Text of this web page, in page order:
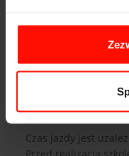
Szkolenie
indywidualnie z
zrealizowania jazdy
CZAS
Czas jazdy jest